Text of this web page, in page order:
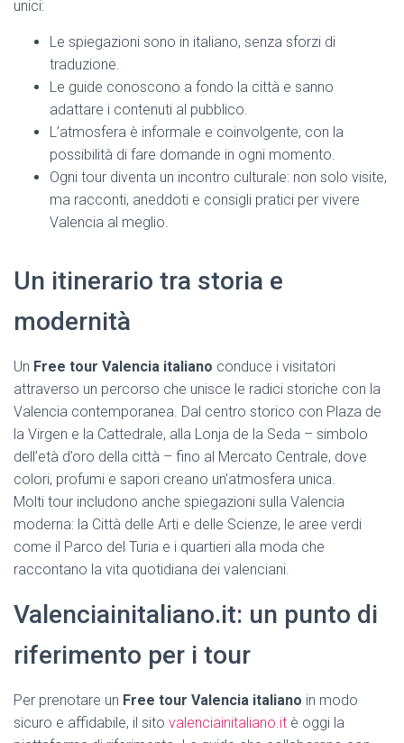
unici:
Le spiegazioni sono in italiano, senza sforzi di
traduzione.
Le guide conoscono a fondo la città e sanno
adattare i contenuti al pubblico.
L’atmosfera è informale e coinvolgente, con la
possibilità di fare domande in ogni momento.
Ogni tour diventa un incontro culturale: non solo visite,
ma racconti, aneddoti e consigli pratici per vivere
Valencia al meglio.
Un itinerario tra storia e
modernità
Un Free tour Valencia italiano conduce i visitatori
attraverso un percorso che unisce le radici storiche con la
Valencia contemporanea. Dal centro storico con Plaza de
la Virgen e la Cattedrale, alla Lonja de la Seda – simbolo
dell’età d’oro della città – fino al Mercato Centrale, dove
colori, profumi e sapori creano un’atmosfera unica.
Molti tour includono anche spiegazioni sulla Valencia
moderna: la Città delle Arti e delle Scienze, le aree verdi
come il Parco del Turia e i quartieri alla moda che
raccontano la vita quotidiana dei valenciani.
Valenciainitaliano.it: un punto di
riferimento per i tour
Per prenotare un Free tour Valencia italiano in modo
sicuro e affidabile, il sito valenciainitaliano.it è oggi la